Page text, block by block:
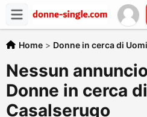
Home > Donne in cerca di
Nessun
Donne in cerca
Casalserugo